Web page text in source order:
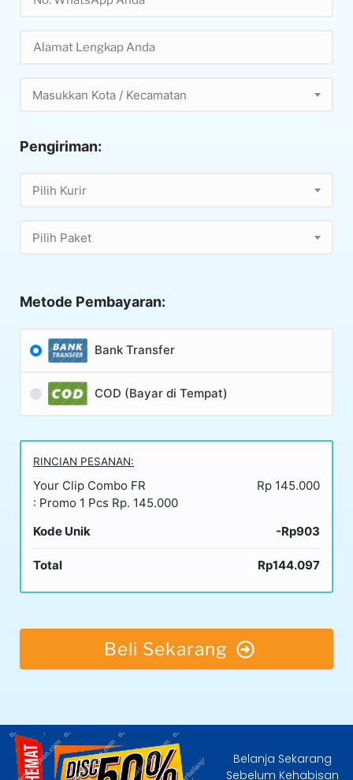
Masukkan Kota / Kecamatan
Pengiriman:
Pilih Kurir
Pilih Paket
Metode Pembayaran:
Bank Transfer
COD (Bayar di Tempat)
RINCIAN PESANAN:
Your Clip Combo FR
: Promo 1 Pcs Rp. 145.000
Rp 145.000
Kode Unik -Rp903
Total Rp144.097
Beli Sekarang
Belanja Sekarang
Sebelum Kehabisan